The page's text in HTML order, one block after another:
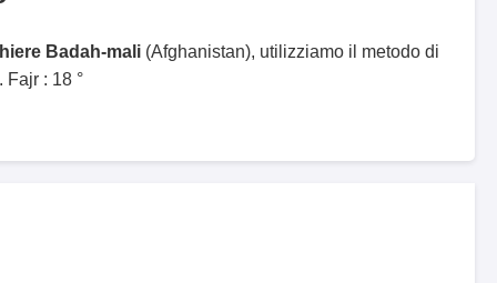
Badah-mali (Afghanistan), utilizziamo il metodo di
: 18 °